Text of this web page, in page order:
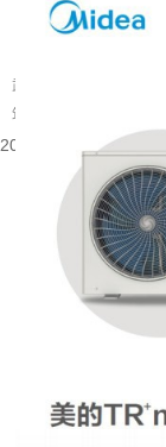
武汉大量建成年代较早
筑。不少旧楼原有降温
2026-08-06 08:53:52